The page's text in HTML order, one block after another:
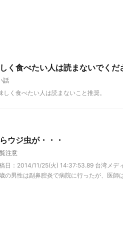
く食べたい人は読まないでく
話
く食べたい人は読まないこと推奨。
ウジ虫が・・・
注意
日：2014/11/25(火) 14:37:53.89 台湾メデ
の男性は副鼻腔炎で病院に行ったが、医師